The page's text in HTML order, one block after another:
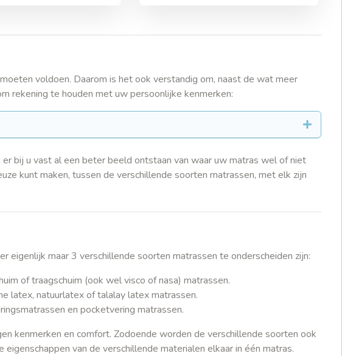
voldoen. Daarom is het ook verstandig om, naast de wat meer
rekening te houden met uw persoonlijke kenmerken:
bij u vast al een beter beeld ontstaan van waar uw matras wel of niet
kunt maken, tussen de verschillende soorten matrassen, met elk zijn
maar 3 verschillende soorten matrassen te onderscheiden zijn:
of traagschuim (ook wel visco of nasa) matrassen.
latex, natuurlatex of talalay latex matrassen.
en pocketvering matrassen.
kenmerken en comfort. Zodoende worden de verschillende soorten ook
van de verschillende materialen elkaar in één matras.